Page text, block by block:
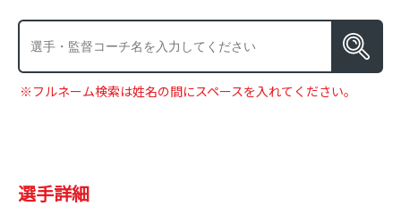
※フルネーム検索は姓名の間にスペースを入れてください。
選手詳細